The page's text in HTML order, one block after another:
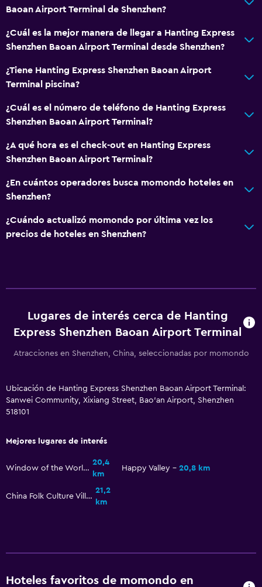
Baoan Airport Terminal de Shenzhen?
¿Cuál es la mejor manera de llegar a Hanting Express
Shenzhen Baoan Airport Terminal desde Shenzhen?
¿Tiene Hanting Express Shenzhen Baoan Airport
Terminal piscina?
¿Cuál es el número de teléfono de Hanting Express
Shenzhen Baoan Airport Terminal?
¿A qué hora es el check-out en Hanting Express
Shenzhen Baoan Airport Terminal?
¿En cuántos operadores busca momondo hoteles en
Shenzhen?
¿Cuándo actualizó momondo por última vez los
precios de hoteles en Shenzhen?
Lugares de interés cerca de Hanting
Express Shenzhen Baoan Airport Terminal
Atracciones en Shenzhen, China, seleccionadas por momondo
Ubicación de Hanting Express Shenzhen Baoan Airport Terminal:
Sanwei Community, Xixiang Street, Bao'an Airport, Shenzhen
518101
Mejores lugares de interés
Window of the World
20,4
km
Happy Valley 20,8 km
China Folk Culture Village
21,2
km
Hoteles favoritos de momondo en